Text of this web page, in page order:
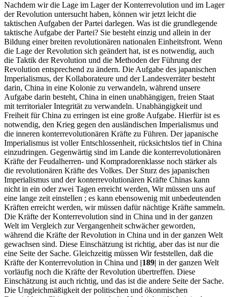
Nachdem wir die Lage im Lager der Konterrevolution und im Lager
der Revolution untersucht haben, können wir jetzt leicht die
taktischen Aufgaben der Partei darlegen. Was ist die grundlegende
taktische Aufgabe der Partei? Sie besteht einzig und allein in der
Bildung einer breiten revolutionären nationalen Einheitsfront. Wenn
die Lage der Revolution sich geändert hat, ist es notwendig, auch
die Taktik der Revolution und die Methoden der Führung der
Revolution entsprechend zu ändern. Die Aufgabe des japanischen
Imperialismus, der Kollaborateure und der Landesverräter besteht
darin, China in eine Kolonie zu verwandeln, während unsere
Aufgabe darin besteht, China in einen unabhängigen, freien Staat
mit territorialer Integrität zu verwandeln. Unabhängigkeit und
Freiheit für China zu erringen ist eine große Aufgabe. Hierfür ist es
notwendig, den Krieg gegen den ausländischen Imperialismus und
die inneren konterrevolutionären Kräfte zu Führen. Der japanische
Imperialismus ist voller Entschlossenheit, rücksichtslos tief in China
einzudringen. Gegenwärtig sind im Lande die konterrevolutionären
Kräfte der Feudalherren- und Kompradorenklasse noch stärker als
die revolutionären Kräfte des Volkes. Der Sturz des japanischen
Imperialismus und der konterrevolutionären Kräfte Chinas kann
nicht in ein oder zwei Tagen erreicht werden, Wir müssen uns auf
eine lange zeit einstellen ; es kann ebensowenig mit unbedeutenden
Kräften erreicht werden, wir müssen dafür nächtige Kräfte sammeln.
Die Kräfte der Konterrevolution sind in China und in der ganzen
Welt im Vergleich zur Vergangenheit schwächer geworden,
während die Kräfte der Revolution in China und in der ganzen Welt
gewachsen sind. Diese Einschätzung ist richtig, aber das ist nur die
eine Seite der Sache. Gleichzeitig müssen Wir feststellen, daß die
Kräfte der Konterrevolution in China und |189| in der ganzen Welt
vorläufig noch die Kräfte der Revolution übertreffen. Diese
Einschätzung ist auch richtig, und das ist die andere Seite der Sache.
Die Ungleichmäßigkeit der politischen und ökonmischen